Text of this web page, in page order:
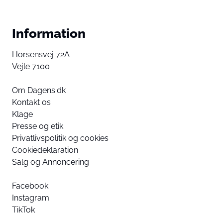
Information
Horsensvej 72A
Vejle 7100
Om Dagens.dk
Kontakt os
Klage
Presse og etik
Privatlivspolitik og cookies
Cookiedeklaration
Salg og Annoncering
Facebook
Instagram
TikTok